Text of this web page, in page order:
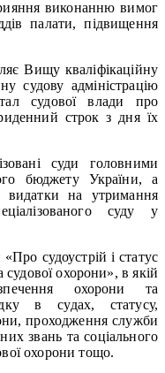
виконанню вимог
палати, підвищення
Вищу кваліфікаційну
судову адміністрацію
судової влади про
строк з дня їх
суди головними
бюджету України, а
видатки на утримання
суду у
судоустрій і статус
охорони», в якій
охорони та
в судах, статусу,
проходження служби
звань та соціального
охорони тощо.